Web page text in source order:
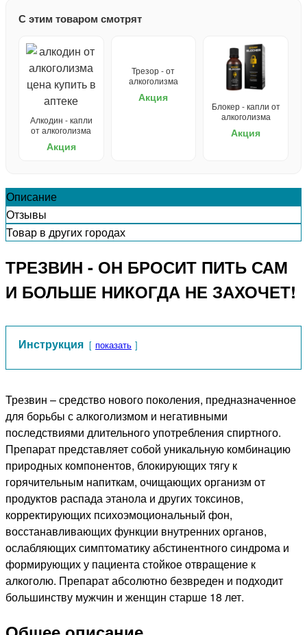
С этим товаром смотрят
Алкодин - капли
от алкоголизма
Акция
Трезор - от
алкоголизма
Акция
Блокер - капли от
алкоголизма
Акция
Описание
Отзывы
Товар в других городах
ТРЕЗВИН - ОН БРОСИТ ПИТЬ САМ
И БОЛЬШЕ НИКОГДА НЕ ЗАХОЧЕТ!
Инструкция показать
Трезвин – средство нового поколения, предназначенное
для борьбы с алкоголизмом и негативными
последствиями длительного употребления спиртного.
Препарат представляет собой уникальную комбинацию
природных компонентов, блокирующих тягу к
горячительным напиткам, очищающих организм от
продуктов распада этанола и других токсинов,
корректирующих психоэмоциональный фон,
восстанавливающих функции внутренних органов,
ослабляющих симптоматику абстинентного синдрома и
формирующих у пациента стойкое отвращение к
алкоголю. Препарат абсолютно безвреден и подходит
большинству мужчин и женщин старше 18 лет.